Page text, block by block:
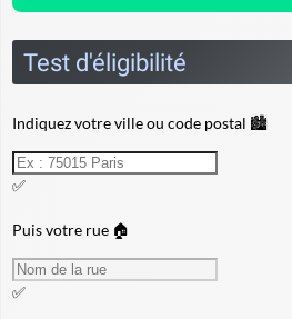
Test d'éligibilité
Indiquez votre ville ou code postal 🏙️
✅
Puis votre rue 🏠
✅